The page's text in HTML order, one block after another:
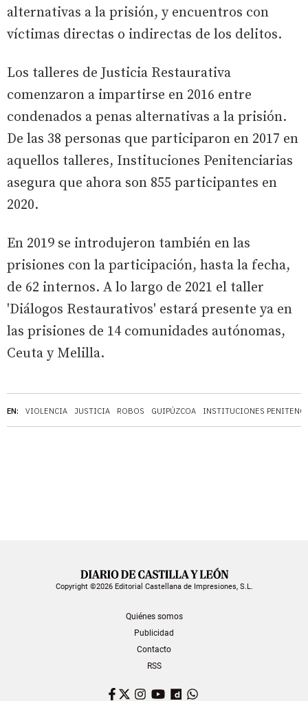
EN: VIOLENCIA JUSTICIA ROBOS GUIPÚZCOA INSTITUCIONES
alternativas a la prisión, y encuentros con
víctimas directas o indirectas de los delitos.
Los talleres de Justicia Restaurativa
comenzaron a impartirse en 2016 entre
condenados a penas alternativas a la prisión.
De las 38 personas que participaron en 2017 en
aquellos talleres, Instituciones Penitenciarias
asegura que ahora son 855 participantes en
2020.
En 2019 se introdujeron también en las
prisiones con la participación, hasta la fecha,
de 62 internos. A lo largo de 2021 el taller
'Diálogos Restaurativos' estará presente ya en
las prisiones de 14 comunidades autónomas,
Ceuta y Melilla.
Copyright ©2026 Editorial Castellana de Impresiones, S.L.
Quiénes somos
Publicidad
Contacto
RSS
Facebook
TwitterInstagram
YouTubeDailymotion